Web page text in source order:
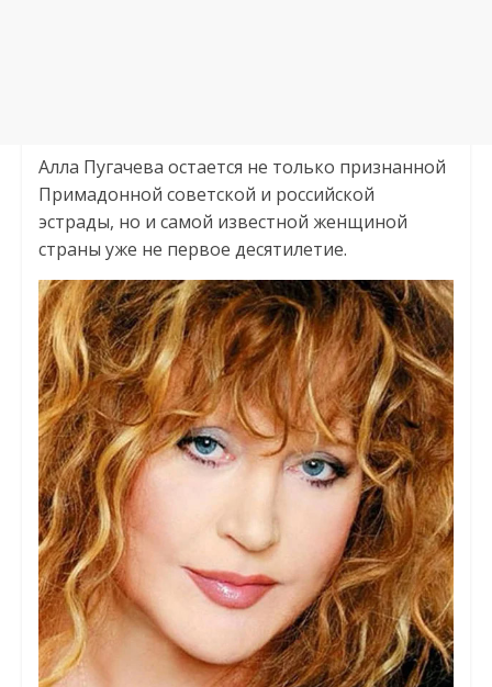
Алла Пугачева остается не только признанной
Примадонной советской и российской
эстрады, но и самой известной женщиной
страны уже не первое десятилетие.